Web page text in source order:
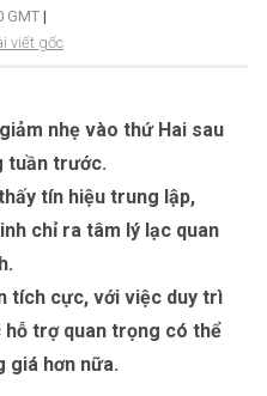
GMT |
viết gốc
nhẹ vào thứ Hai sau
tuần trước.
tín hiệu trung lập,
chỉ ra tâm lý lạc quan
tích cực, với việc duy trì
trợ quan trọng có thể
giá hơn nữa.